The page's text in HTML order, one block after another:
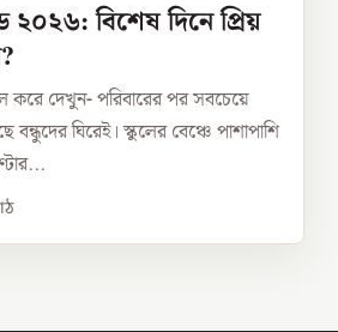
২০২৬: বিশেষ দিনে প্রিয়
করে দেখুন- পরিবারের পর সবচেয়ে
ঘিরেই। স্কুলের বেঞ্চে পাশাপাশি